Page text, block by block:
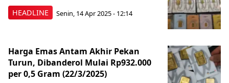
HEADLINE Senin, 14 Apr 2025 - 12:14
Harga Emas Antam Akhir Pekan
Turun, Dibanderol Mulai Rp932.000
per 0,5 Gram (22/3/2025)